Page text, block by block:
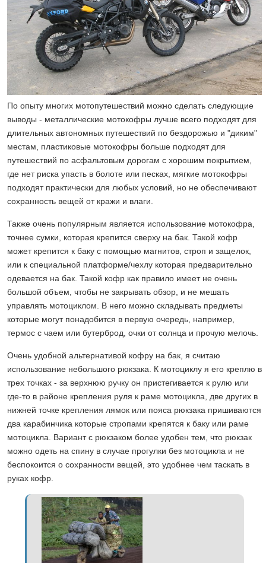
По опыту многих мотопутешествий можно сделать следующие
выводы - металлические мотокофры лучше всего подходят для
длительных автономных путешествий по бездорожью и "диким"
местам, пластиковые мотокофры больше подходят для
путешествий по асфальтовым дорогам с хорошим покрытием,
где нет риска упасть в болоте или песках, мягкие мотокофры
подходят практически для любых условий, но не обеспечивают
сохранность вещей от кражи и влаги.
Также очень популярным является использование мотокофра,
точнее сумки, которая крепится сверху на бак. Такой кофр
может крепится к баку с помощью магнитов, строп и защелок,
или к специальной платформе/чехлу которая предварительно
одевается на бак. Такой кофр как правило имеет не очень
большой объем, чтобы не закрывать обзор, и не мешать
управлять мотоциклом. В него можно складывать предметы
которые могут понадобится в первую очередь, например,
термос с чаем или бутерброд, очки от солнца и прочую мелочь.
Очень удобной альтернативой кофру на бак, я считаю
использование небольшого рюкзака. К мотоциклу я его креплю в
трех точках - за верхнюю ручку он пристегивается к рулю или
где-то в районе крепления руля к раме мотоцикла, две других в
нижней точке крепления лямок или пояса рюкзака пришиваются
два карабинчика которые стропами крепятся к баку или раме
мотоцикла. Вариант с рюкзаком более удобен тем, что рюкзак
можно одеть на спину в случае прогулки без мотоцикла и не
беспокоится о сохранности вещей, это удобнее чем таскать в
руках кофр.